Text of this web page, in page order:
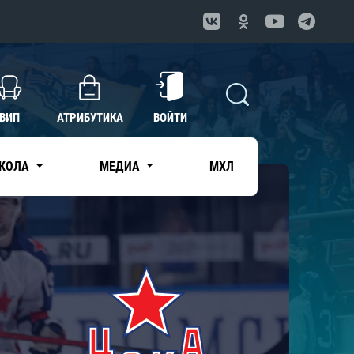
ВИП АТРИБУТИКА ВОЙТИ
МЕДИА МХЛ